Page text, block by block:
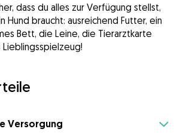
dass du alles zur Verfügung stellst,
Hund braucht: ausreichend Futter, ein
Bett, die Leine, die Tierarztkarte
Lieblingsspielzeug!
Versorgung